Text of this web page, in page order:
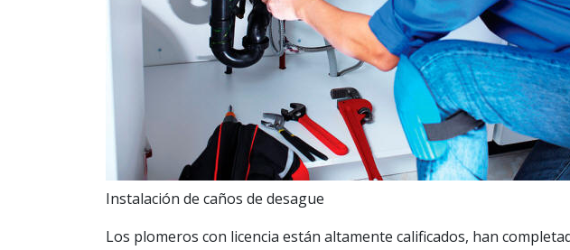
Instalación de caños de desague
Los plomeros con licencia están altamente calificados, han